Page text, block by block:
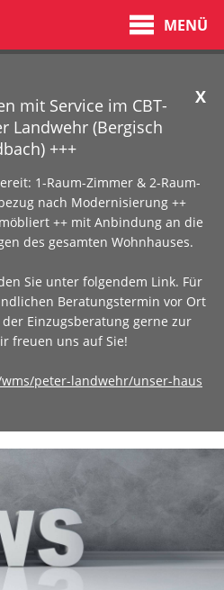
X
mit Service im CBT-
Landwehr (Bergisch
+++
1-Raum-Zimmer & 2-Raum-
nach Modernisierung ++
++ mit Anbindung an die
des gesamten Wohnhauses.
Sie unter folgendem Link. Für
Beratungstermin vor Ort
Einzugsberatung gerne zur
freuen uns auf Sie!
peter-landwehr/unser-haus
MENÜ